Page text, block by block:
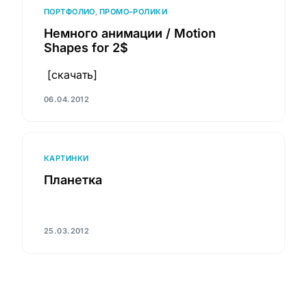
ПОРТФОЛИО, ПРОМО–РОЛИКИ
Немного анимации / Motion
Shapes for 2$
[скачать]
06.04.2012
КАРТИНКИ
Планетка
25.03.2012